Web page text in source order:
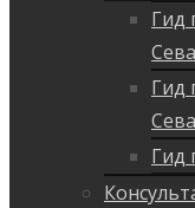
Гид
Гид
Гид